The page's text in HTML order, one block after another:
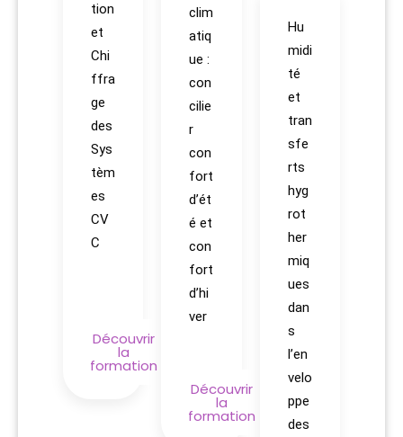
tion
et
Chi
ffra
ge
des
Sys
tèm
es
CV
C
Découvrir
la
formation
clim
atiq
ue :
con
cilie
r
con
fort
d’ét
é et
con
fort
d’hi
ver
Découvrir
la
formation
Hu
midi
té
et
tran
sfe
rts
hyg
rot
her
miq
ues
dan
s
l’en
velo
ppe
des